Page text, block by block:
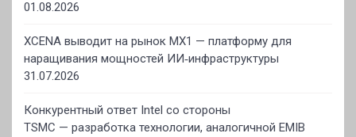
01.08.2026
XCENA выводит на рынок MX1 — платформу для
наращивания мощностей ИИ‑инфраструктуры
31.07.2026
Конкурентный ответ Intel со стороны
TSMC — разработка технологии, аналогичной EMIB